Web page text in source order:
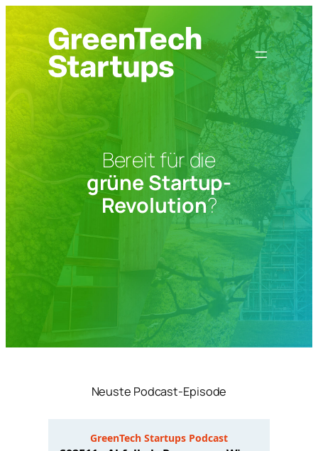
springen
Bereit für die
grüne Startup-
Revolution?
Neuste Podcast-Episode